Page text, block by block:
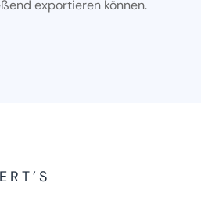
exportieren können.